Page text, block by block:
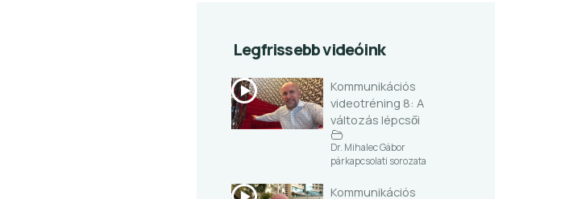
Legfrissebb videóink
Kommunikációs
videotréning 8: A
változás lépcsői
Dr. Mihalec Gábor
párkapcsolati sorozata
Kommunikációs